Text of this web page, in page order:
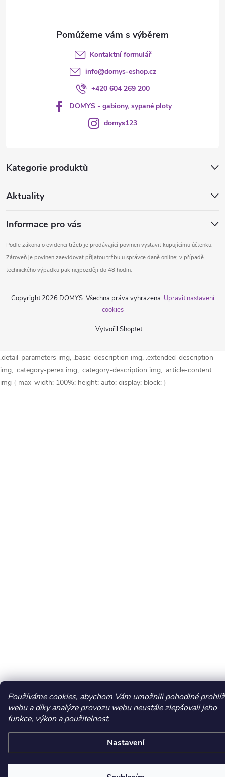
Používáme cookies, abychom Vám umožnili pohodlné
webu a díky analýze provozu webu neustále zlepšovali jeho
funkce, výkon a použitelnost.
Nastavení
Kategorie produktů
Aktuality
Informace pro vás
Podle zákona o evidenci tržeb je prodávající povinen vystavit kupujícímu účtenku.
Zároveň je povinen zaevidovat přijatou tržbu u správce daně online; v případě
technického výpadku pak nejpozději do 48 hodin.
Kontaktní formulář
info@domys-eshop.cz
+420 604 269 200
DOMYS - gabiony, sypané ploty
domys123
Vytvořil Shoptet
Copyright 2026 DOMYS. Všechna práva vyhrazena. Upravit nastavení
cookies
.detail-parameters img, .basic-description img, .extended-description
img, .category-perex img, .category-description img, .article-content
img { max-width: 100%; height: auto; display: block; }